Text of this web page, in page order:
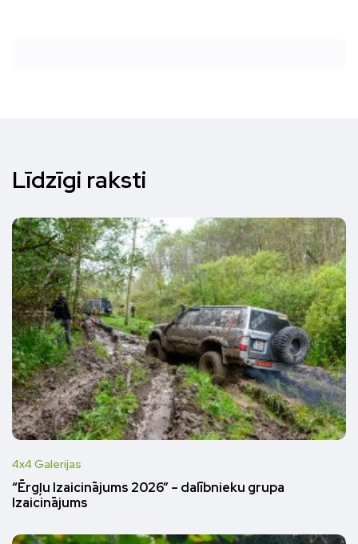
Līdzīgi raksti
4x4 Galerijas
“Ērgļu Izaicinājums 2026” – dalībnieku grupa
Izaicinājums